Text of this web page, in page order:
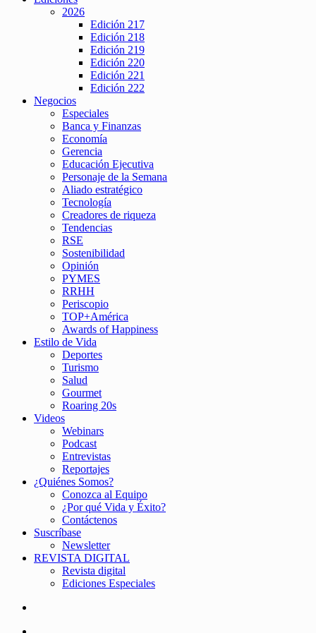
2026
Edición 217
Edición 218
Edición 219
Edición 220
Edición 221
Edición 222
Negocios
Especiales
Banca y Finanzas
Economía
Gerencia
Educación Ejecutiva
Personaje de la Semana
Aliado estratégico
Tecnología
Creadores de riqueza
Tendencias
RSE
Sostenibilidad
Opinión
PYMES
RRHH
Periscopio
TOP+América
Awards of Happiness
Estilo de Vida
Deportes
Turismo
Salud
Gourmet
Roaring 20s
Videos
Webinars
Podcast
Entrevistas
Reportajes
¿Quiénes Somos?
Conozca al Equipo
¿Por qué Vida y Éxito?
Contáctenos
Suscríbase
Newsletter
REVISTA DIGITAL
Revista digital
Ediciones Especiales